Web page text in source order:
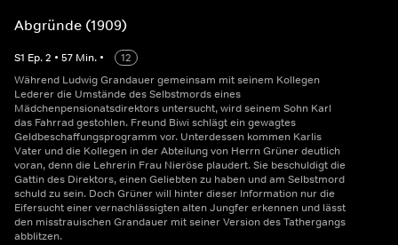
Abgründe (1909)
S1 Ep.2 • 57 Min. •
12
Während Ludwig Grandauer gemeinsam mit seinem Kollegen
Lederer die Umstände des Selbstmords eines
Mädchenpensionatsdirektors untersucht, wird seinem Sohn Karl
das Fahrrad gestohlen. Freund Biwi schlägt ein gewagtes
Geldbeschaffungsprogramm vor. Unterdessen kommen Karlis
Vater und die Kollegen in der Abteilung von Herrn Grüner deutlich
voran, denn die Lehrerin Frau Nieröse plaudert. Sie beschuldigt die
Gattin des Direktors, einen Geliebten zu haben und am Selbstmord
schuld zu sein. Doch Grüner will hinter dieser Information nur die
Eifersucht einer vernachlässigten alten Jungfer erkennen und lässt
den misstrauischen Grandauer mit seiner Version des Tathergangs
abblitzen.